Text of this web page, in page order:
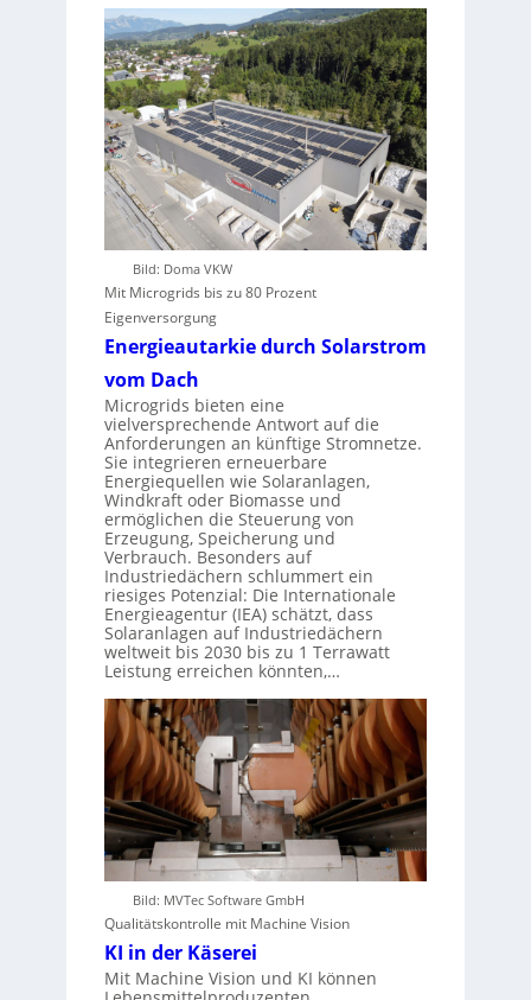
Bild: Doma VKW
Mit Microgrids bis zu 80 Prozent
Eigenversorgung
Energieautarkie durch Solarstrom
vom Dach
Microgrids bieten eine
vielversprechende Antwort auf die
Anforderungen an künftige Stromnetze.
Sie integrieren erneuerbare
Energiequellen wie Solaranlagen,
Windkraft oder Biomasse und
ermöglichen die Steuerung von
Erzeugung, Speicherung und
Verbrauch. Besonders auf
Industriedächern schlummert ein
riesiges Potenzial: Die Internationale
Energieagentur (IEA) schätzt, dass
Solaranlagen auf Industriedächern
weltweit bis 2030 bis zu 1 Terrawatt
Leistung erreichen könnten,…
Bild: MVTec Software GmbH
Qualitätskontrolle mit Machine Vision
KI in der Käserei
Mit Machine Vision und KI können